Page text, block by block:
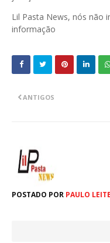
Lil Pasta News, nós não
informação
ANTIGOS
POSTADO POR PAULO